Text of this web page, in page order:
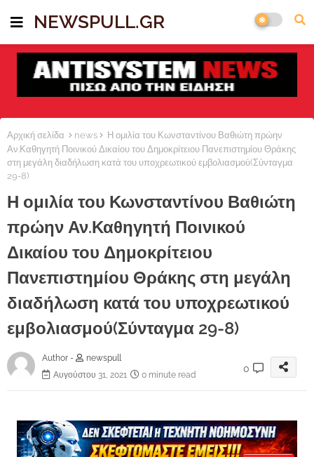
NEWSPULL.GR
Αρχική σελίδα news
Η ομιλία του Κωνσταντίνου Βαθιώτη πρώην
Αν.Καθηγητή Ποινικού Δικαίου του Δημοκρίτειου Πανεπιστημίου Θράκης
στη μεγάλη διαδήλωση κατά του υποχρεωτικού εμβολιασμού(Σύνταγμα
29-8)
Η ομιλία του Κωνσταντίνου Βαθιώτη
πρώην Αν.Καθηγητή Ποινικού
Δικαίου του Δημοκρίτειου
Πανεπιστημίου Θράκης στη μεγάλη
διαδήλωση κατά του υποχρεωτικού
εμβολιασμού(Σύνταγμα 29-8)
Author -
newspull
Αυγούστου 31, 2021
0 minute read
0